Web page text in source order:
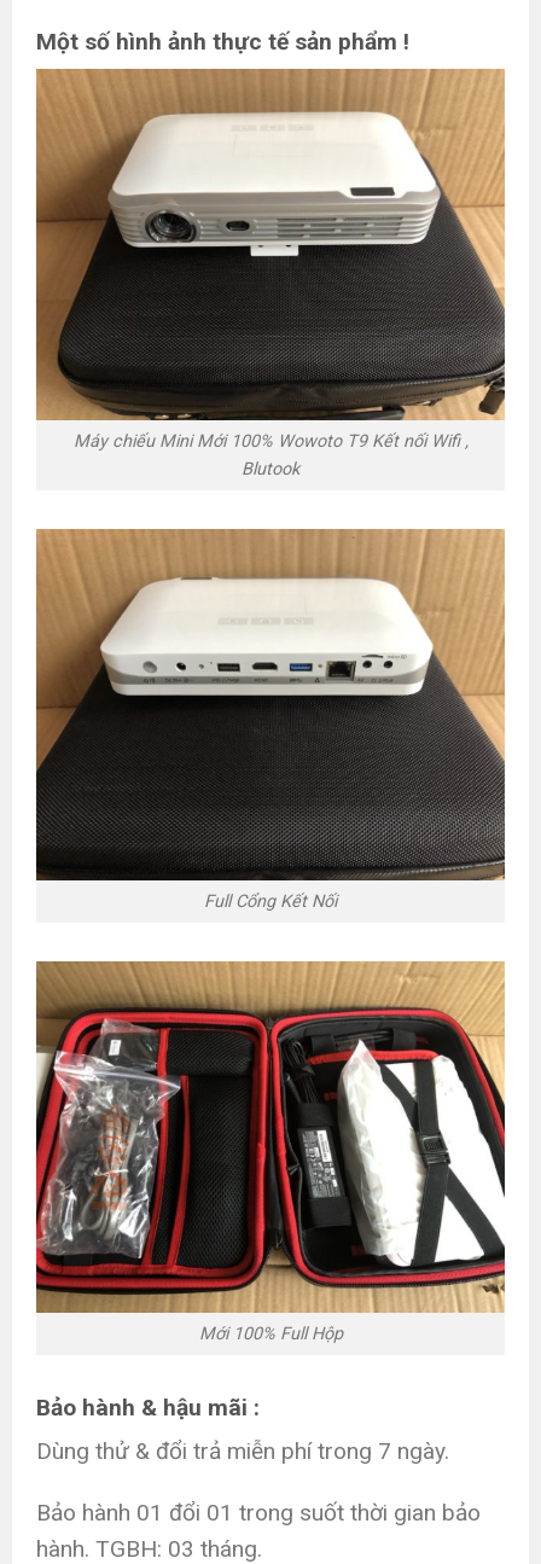
Một số hình ảnh thực tế sản phẩm !
Máy chiếu Mini Mới 100% Wowoto T9 Kết nối Wifi ,
Blutook
Full Cổng Kết Nối
Mới 100% Full Hộp
Bảo hành & hậu mãi :
Dùng thử & đổi trả miễn phí trong 7 ngày.
Bảo hành 01 đổi 01 trong suốt thời gian bảo
hành. TGBH: 03 tháng.